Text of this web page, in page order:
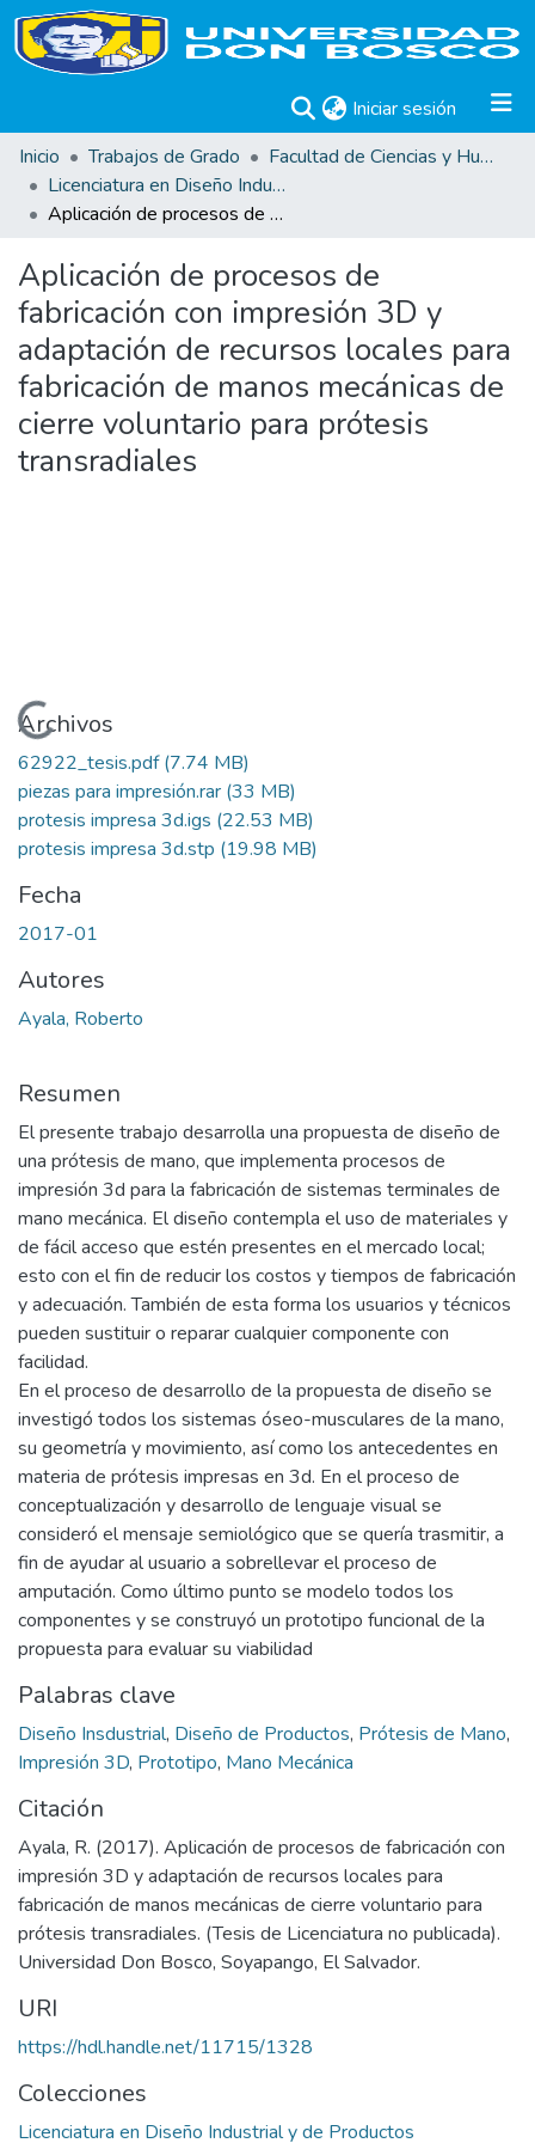
Iniciar sesión (current)
Inicio
Trabajos de Grado
Facultad de Ciencias y Humanidades
Licenciatura en Diseño Industrial y de Productos
Aplicación de procesos de fabricación con impresión 3D y adaptación de recursos locales para fabricación de manos mecánicas de cierre voluntario para prótesis transradiales
Aplicación de procesos de
fabricación con impresión 3D y
adaptación de recursos locales para
fabricación de manos mecánicas de
cierre voluntario para prótesis
transradiales
Cargando...
Archivos
62922_tesis.pdf(7.74 MB)
piezas para impresión.rar (33 MB)
protesis impresa 3d.igs (22.53 MB)
protesis impresa 3d.stp (19.98 MB)
Fecha
2017-01
Autores
Ayala, Roberto
Resumen
El presente trabajo desarrolla una propuesta de diseño de
una prótesis de mano, que implementa procesos de
impresión 3d para la fabricación de sistemas terminales de
mano mecánica. El diseño contempla el uso de materiales y
de fácil acceso que estén presentes en el mercado local;
esto con el fin de reducir los costos y tiempos de fabricación
y adecuación. También de esta forma los usuarios y técnicos
pueden sustituir o reparar cualquier componente con
facilidad.
En el proceso de desarrollo de la propuesta de diseño se
investigó todos los sistemas óseo-musculares de la mano,
su geometría y movimiento, así como los antecedentes en
materia de prótesis impresas en 3d. En el proceso de
conceptualización y desarrollo de lenguaje visual se
consideró el mensaje semiológico que se quería trasmitir, a
fin de ayudar al usuario a sobrellevar el proceso de
amputación. Como último punto se modelo todos los
componentes y se construyó un prototipo funcional de la
propuesta para evaluar su viabilidad
Palabras clave
Diseño Insdustrial, Diseño de Productos, Prótesis de Mano,
Impresión 3D, Prototipo, Mano Mecánica
Citación
Ayala, R. (2017). Aplicación de procesos de fabricación con
impresión 3D y adaptación de recursos locales para
fabricación de manos mecánicas de cierre voluntario para
prótesis transradiales. (Tesis de Licenciatura no publicada).
Universidad Don Bosco, Soyapango, El Salvador.
URI
https://hdl.handle.net/11715/1328
Colecciones
Licenciatura en Diseño Industrial y de Productos